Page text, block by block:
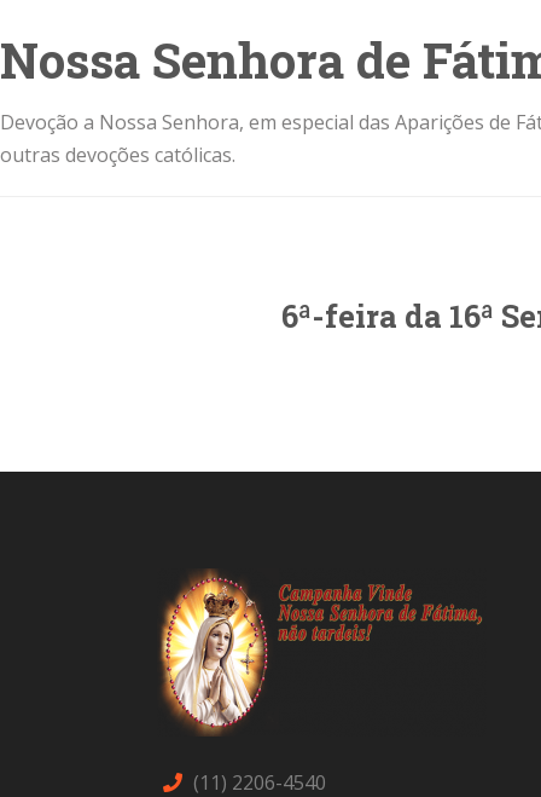
Nossa Senhora de
Devoção a Nossa Senhora, em especial das Aparições de
outras devoções católicas.
6ª-feira da 16ª
(11) 2206-4540